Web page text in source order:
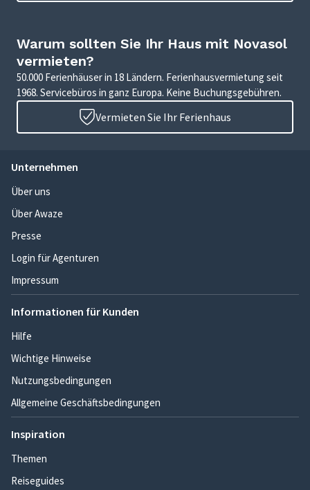
Warum sollten Sie Ihr Haus mit Novasol
vermieten?
50.000 Ferienhäuser in 18 Ländern. Ferienhausvermietung seit
1968. Servicebüros in ganz Europa. Keine Buchungsgebühren.
Vermieten Sie Ihr Ferienhaus
Unternehmen
Über uns
Über Awaze
Presse
Login für Agenturen
Impressum
Informationen für Kunden
Hilfe
Wichtige Hinweise
Nutzungsbedingungen
Allgemeine Geschäftsbedingungen
Inspiration
Themen
Reiseguides